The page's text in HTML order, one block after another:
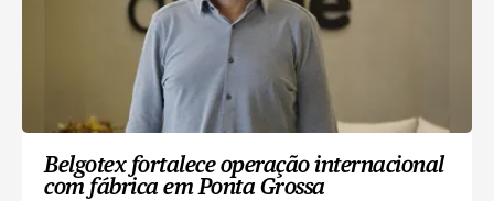
Belgotex fortalece operação internacional
com fábrica em Ponta Grossa